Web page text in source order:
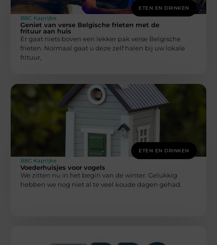
ETEN EN DRINKEN
BBC Kaprijke
Geniet van verse Belgische frieten met de
frituur aan huis
Er gaat niets boven een lekker pak verse Belgische
frieten. Normaal gaat u deze zelf halen bij uw lokale
frituur,
ETEN EN DRINKEN
BBC Kaprijke
Voederhuisjes voor vogels
We zitten nu in het begin van de winter. Gelukkig
hebben we nog niet al te veel koude dagen gehad.